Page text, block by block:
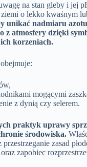
na stan gleby i jej
o lekko kwaśnym
unikać nadmiaru
z atmosfery dzięki
korzeniach.
mogącymi
z dynią czy selerem.
praktyk uprawy
środowiska.
zasad
zapobiec